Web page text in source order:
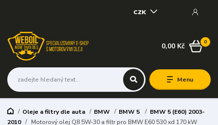
Menu
CZK
0
0,00 Kč
Oleje a filtry dle auta BMW BMW 5
BMW 5 (E60) 2003-
2010
Motorový olej Q8 5W-30 a filtr pro BMW E60 530 xd 170 kW